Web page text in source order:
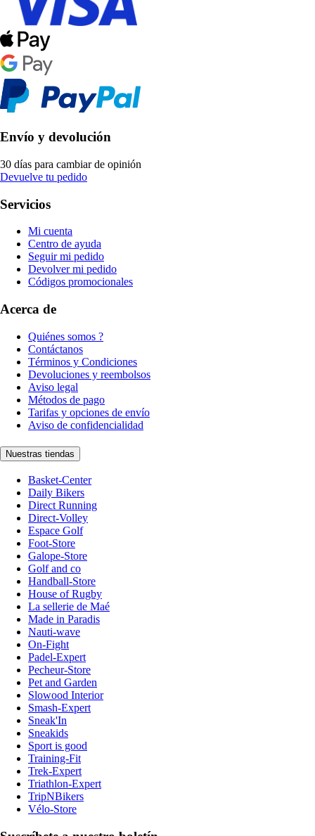
Envío y devolución
30 días para cambiar de opinión
Devuelve tu pedido
Servicios
Mi cuenta
Centro de ayuda
Seguir mi pedido
Devolver mi pedido
Códigos promocionales
Acerca de
Quiénes somos ?
Contáctanos
Términos y Condiciones
Devoluciones y reembolsos
Aviso legal
Métodos de pago
Tarifas y opciones de envío
Aviso de confidencialidad
Nuestras tiendas
Basket-Center
Daily Bikers
Direct Running
Direct-Volley
Espace Golf
Foot-Store
Galope-Store
Golf and co
Handball-Store
House of Rugby
La sellerie de Maé
Made in Paradis
Nauti-wave
On-Fight
Padel-Expert
Pecheur-Store
Pet and Garden
Slowood Interior
Smash-Expert
Sneak'In
Sneakids
Sport is good
Training-Fit
Trek-Expert
Triathlon-Expert
TripNBikers
Vélo-Store